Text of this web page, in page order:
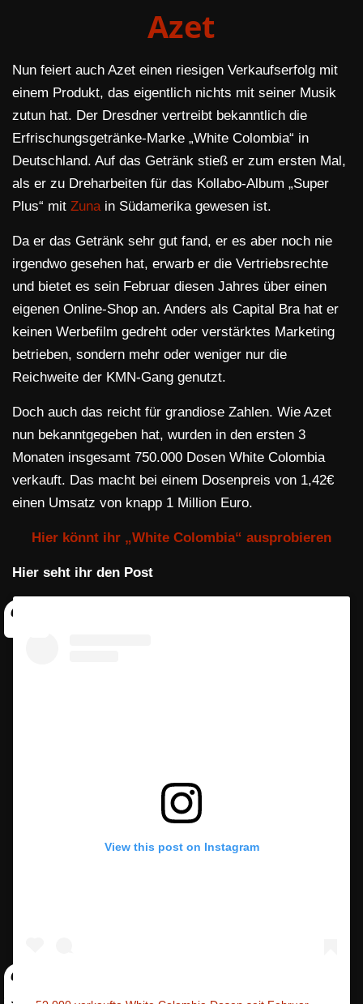
Azet
Nun feiert auch Azet einen riesigen Verkaufserfolg mit
einem Produkt, das eigentlich nichts mit seiner Musik
zutun hat. Der Dresdner vertreibt bekanntlich die
Erfrischungsgetränke-Marke „White Colombia“ in
Deutschland. Auf das Getränk stieß er zum ersten Mal,
als er zu Dreharbeiten für das Kollabo-Album „Super
Plus“ mit Zunain Südamerika gewesen ist.
Da er das Getränk sehr gut fand, er es aber noch nie
irgendwo gesehen hat, erwarb er die Vertriebsrechte
und bietet es sein Februar diesen Jahres über einen
eigenen Online-Shop an. Anders als Capital Bra hat er
keinen Werbefilm gedreht oder verstärktes Marketing
betrieben, sondern mehr oder weniger nur die
Reichweite der KMN-Gang genutzt.
Doch auch das reicht für grandiose Zahlen. Wie Azet
nun bekanntgegeben hat, wurden in den ersten 3
Monaten insgesamt 750.000 Dosen White Colombia
verkauft. Das macht bei einem Dosenpreis von 1,42€
einen Umsatz von knapp 1 Million Euro.
Hier könnt ihr „White Colombia“ ausprobieren
Hier seht ihr den Post
View this post on Instagram